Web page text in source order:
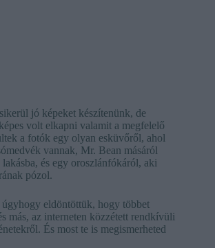
jó képeket készítenünk, de
volt elkapni valamit a megfelelő
a fotók egy olyan esküvőről, ahol
vannak, Mr. Bean másáról
és egy oroszlánfókáról, aki
pózol.
eldöntöttük, hogy többet
más, az interneten közzétett rendkívüli
És most te is megismerheted